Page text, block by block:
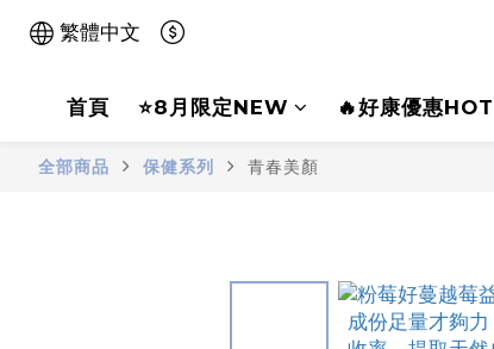
繁體中文
首頁 ⭐8月限定NEW 🔥好康優惠HOT
全部商品 保健系列 青春美顏